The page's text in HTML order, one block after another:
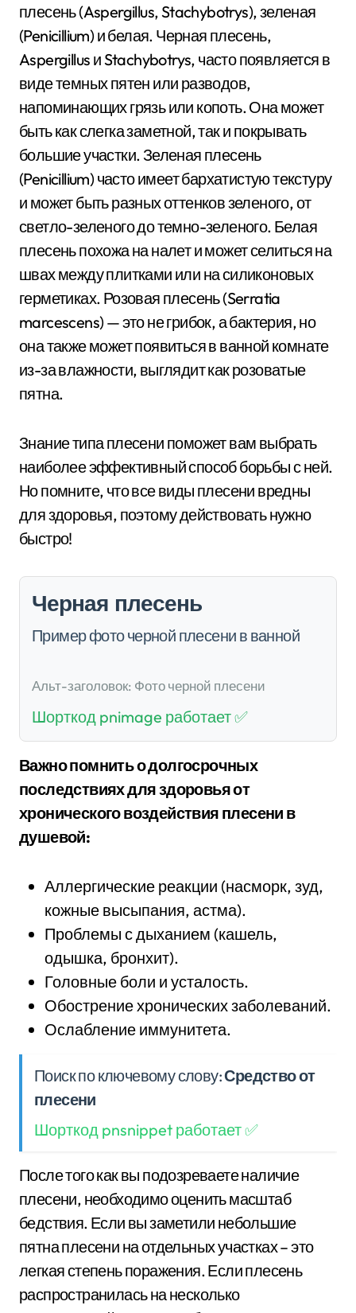
плесень (Aspergillus, Stachybotrys), зеленая
(Penicillium) и белая. Черная плесень,
Aspergillus и Stachybotrys, часто появляется в
виде темных пятен или разводов,
напоминающих грязь или копоть. Она может
быть как слегка заметной, так и покрывать
большие участки. Зеленая плесень
(Penicillium) часто имеет бархатистую текстуру
и может быть разных оттенков зеленого, от
светло-зеленого до темно-зеленого. Белая
плесень похожа на налет и может селиться на
швах между плитками или на силиконовых
герметиках. Розовая плесень (Serratia
marcescens) — это не грибок, а бактерия, но
она также может появиться в ванной комнате
из-за влажности, выглядит как розоватые
пятна.
Знание типа плесени поможет вам выбрать
наиболее эффективный способ борьбы с ней.
Но помните, что все виды плесени вредны
для здоровья, поэтому действовать нужно
быстро!
Черная плесень
Пример фото черной плесени в ванной
Альт-заголовок: Фото черной плесени
Шорткод pnimage работает ✅
Важно помнить о долгосрочных
последствиях для здоровья от
хронического воздействия плесени в
душевой:
Аллергические реакции (насморк, зуд,
кожные высыпания, астма).
Проблемы с дыханием (кашель,
одышка, бронхит).
Головные боли и усталость.
Обострение хронических заболеваний.
Ослабление иммунитета.
Поиск по ключевому слову:Средство от
плесени
Шорткод pnsnippet работает ✅
После того как вы подозреваете наличие
плесени, необходимо оценить масштаб
бедствия. Если вы заметили небольшие
пятна плесени на отдельных участках – это
легкая степень поражения. Если плесень
распространилась на несколько